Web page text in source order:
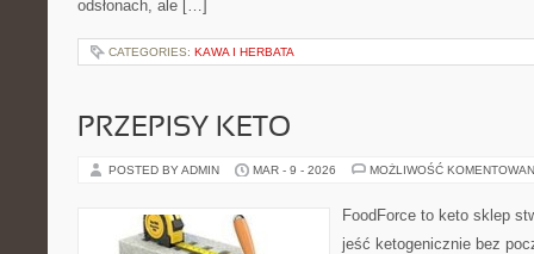
odsłonach, ale […]
CATEGORIES: KAWA I HERBATA
PRZEPISY KETO
POSTED BY ADMIN MAR - 9 - 2026 MOŻLIWOŚĆ
FoodForce to keto sklep
jeść ketogenicznie bez